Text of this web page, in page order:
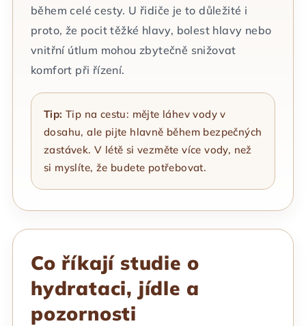
během celé cesty. U řidiče je to důležité i
proto, že pocit těžké hlavy, bolest hlavy nebo
vnitřní útlum mohou zbytečně snižovat
komfort při řízení.
Tip: Tip na cestu: mějte láhev vody v
dosahu, ale pijte hlavně během bezpečných
zastávek. V létě si vezměte více vody, než
si myslíte, že budete potřebovat.
Co říkají studie o
hydrataci, jídle a
pozornosti